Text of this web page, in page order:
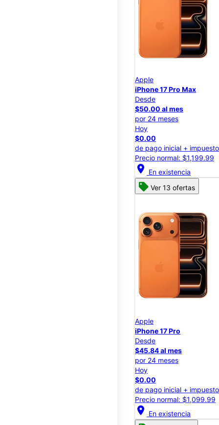
Apple
iPhone 17 Pro Max
Desde
$50.00 al mes
por 24 meses
Hoy
$0.00
de pago inicial +
Precio normal: $1,199.99
location_on En existencia
Ver 13 ofertas
Apple
iPhone 17 Pro
Desde
$45.84 al mes
por 24 meses
Hoy
$0.00
de pago inicial +
Precio normal: $1,099.99
location_on En existencia